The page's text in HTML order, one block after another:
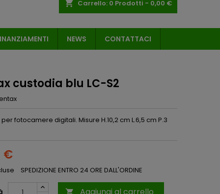
shopping_cart Carrello: 0 Prodotti - 0,00 €
NEWS CONTATTACI
custodia blu LC-S2
fotocamere digitali. Misure H.10,2 cm L.6,5 cm P.3
€
SPEDIZIONE ENTRO 24 ORE DALL'ORDINE
